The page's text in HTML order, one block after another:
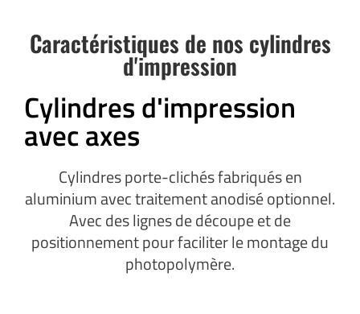
Caractéristiques de nos cylindres
d'impression
Cylindres d'impression
avec axes
Cylindres porte-clichés fabriqués en
aluminium avec traitement anodisé optionnel.
Avec des lignes de découpe et de
positionnement pour faciliter le montage du
photopolymère.